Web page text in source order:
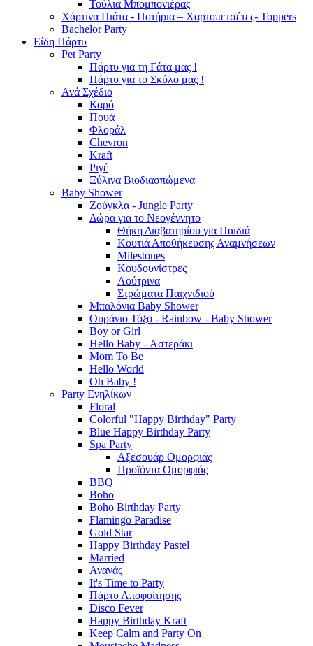
Τούλια Μπομπονιέρας
Χάρτινα Πιάτα - Ποτήρια – Χαρτοπετσέτες- Toppers
Bachelor Party
Είδη Πάρτυ
Pet Party
Πάρτυ για τη Γάτα μας !
Πάρτυ για το Σκύλο μας !
Ανά Σχέδιο
Καρό
Πουά
Φλοράλ
Chevron
Kraft
Ριγέ
Ξύλινα Βιοδιασπώμενα
Baby Shower
Ζούγκλα - Jungle Party
Δώρα για το Νεογέννητο
Θήκη Διαβατηρίου για Παιδιά
Κουτιά Αποθήκευσης Αναμνήσεων
Milestones
Κουδουνίστρες
Λούτρινα
Στρώματα Παιχνιδιού
Μπαλόνια Baby Shower
Ουράνιο Τόξο - Rainbow - Baby Shower
Boy or Girl
Hello Baby - Αστεράκι
Mom To Be
Hello World
Oh Baby !
Party Ενηλίκων
Floral
Colorful "Happy Birthday" Party
Blue Happy Birthday Party
Spa Party
Αξεσουάρ Ομορφιάς
Προϊόντα Ομορφιάς
BBQ
Boho
Boho Birthday Party
Flamingo Paradise
Gold Star
Happy Birthday Pastel
Married
Ανανάς
It's Time to Party
Πάρτυ Αποφοίτησης
Disco Fever
Happy Birthday Kraft
Keep Calm and Party On